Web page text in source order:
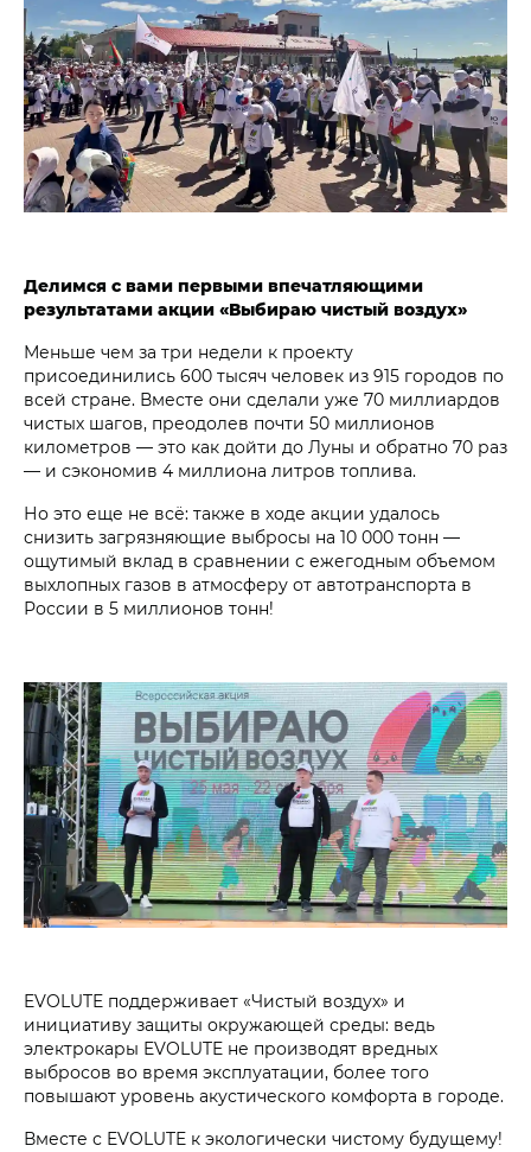
Делимся с вами первыми впечатляющими
результатами акции «Выбираю чистый воздух»
Меньше чем за три недели к проекту
присоединились 600 тысяч человек из 915 городов по
всей стране. Вместе они сделали уже 70 миллиардов
чистых шагов, преодолев почти 50 миллионов
километров — это как дойти до Луны и обратно 70 раз
— и сэкономив 4 миллиона литров топлива.
Но это еще не всё: также в ходе акции удалось
снизить загрязняющие выбросы на 10 000 тонн —
ощутимый вклад в сравнении с ежегодным объемом
выхлопных газов в атмосферу от автотранспорта в
России в 5 миллионов тонн!
EVOLUTE поддерживает «Чистый воздух» и
инициативу защиты окружающей среды: ведь
электрокары EVOLUTE не производят вредных
выбросов во время эксплуатации, более того
повышают уровень акустического комфорта в городе.
Вместе с EVOLUTE к экологически чистому будущему!